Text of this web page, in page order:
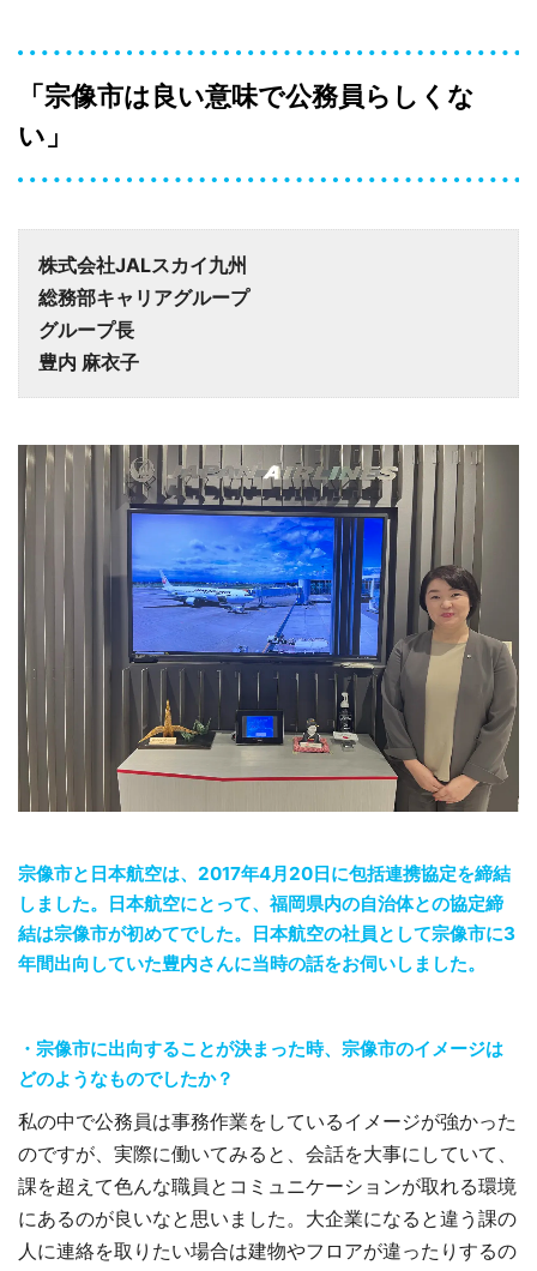
「宗像市は良い意味で公務員らしくな
い」
株式会社JALスカイ九州
総務部キャリアグループ
グループ長
豊内 麻衣子
宗像市と日本航空は、2017年4月20日に包括連携協定を締結
しました。日本航空にとって、福岡県内の自治体との協定締
結は宗像市が初めてでした。日本航空の社員として宗像市に3
年間出向していた豊内さんに当時の話をお伺いしました。
・宗像市に出向することが決まった時、宗像市のイメージは
どのようなものでしたか？
私の中で公務員は事務作業をしているイメージが強かった
のですが、実際に働いてみると、会話を大事にしていて、
課を超えて色んな職員とコミュニケーションが取れる環境
にあるのが良いなと思いました。大企業になると違う課の
人に連絡を取りたい場合は建物やフロアが違ったりするの